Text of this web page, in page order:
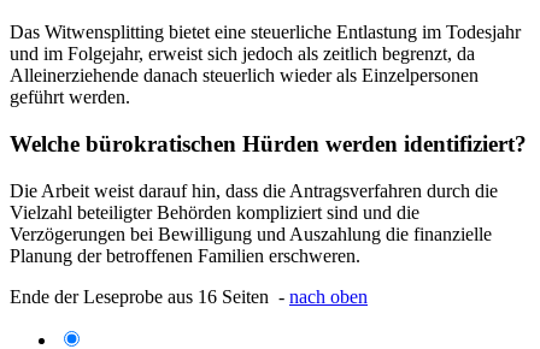
Das Witwensplitting bietet eine steuerliche Entlastung im Todesjahr
und im Folgejahr, erweist sich jedoch als zeitlich begrenzt, da
Alleinerziehende danach steuerlich wieder als Einzelpersonen
geführt werden.
Welche bürokratischen Hürden werden identifiziert?
Die Arbeit weist darauf hin, dass die Antragsverfahren durch die
Vielzahl beteiligter Behörden kompliziert sind und die
Verzögerungen bei Bewilligung und Auszahlung die finanzielle
Planung der betroffenen Familien erschweren.
Ende der Leseprobe aus 16 Seiten - nach oben